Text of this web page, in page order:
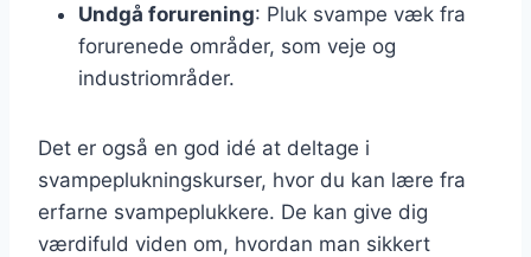
Undgå forurening: Pluk svampe væk fra
forurenede områder, som veje og
industriområder.
Det er også en god idé at deltage i
svampeplukningskurser, hvor du kan lære fra
erfarne svampeplukkere. De kan give dig
værdifuld viden om, hvordan man sikkert